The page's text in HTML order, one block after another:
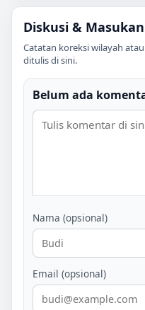
Diskusi & Masukan
Catatan koreksi wilayah
ditulis di sini.
Belum ada
Nama (opsional)
Email (opsional)